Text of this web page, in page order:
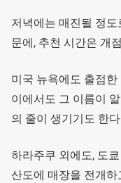
저녁에는 매진될 정도
문에, 추천 시간은 개
미국 뉴욕에도 출점한
이에서도 그 이름이
의 줄이 생기기도 한
하라주쿠 외에도, 도
산도에 매장을 전개하